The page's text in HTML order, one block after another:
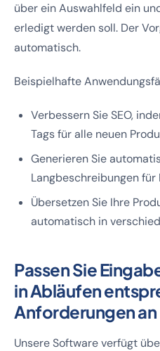
über ein Auswahlfeld ein
erledigt werden soll. Der
automatisch.
Beispielhafte
Verbessern Sie SEO,
Tags für alle neuen
Generieren Sie
Langbeschreibungen für
Übersetzen Sie Ihre
automatisch in
Passen Sie
in Abläufen
Anforderungen an
Unsere Software verfügt